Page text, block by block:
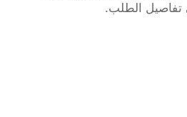
تفاصيل الطلب.